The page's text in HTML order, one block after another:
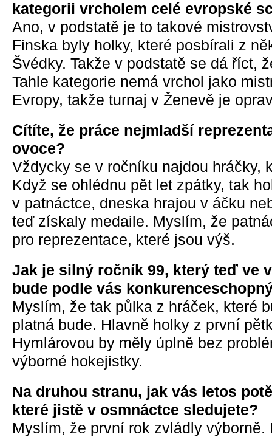
kategorii vrcholem celé evropské
Ano, v podstatě je to takové
Finska byly holky, které posbírali z
Švédky. Takže v podstatě se dá říct,
Tahle kategorie nemá vrchol jako
Evropy, takže turnaj v Ženevě je
Cítíte, že práce nejmladší
ovoce?
Vždycky se v ročníku najdou hráčky,
Když se ohlédnu pět let zpátky, tak
v patnáctce, dneska hrajou v áčku
teď získaly medaile. Myslím, že
pro reprezentace, které jsou výš.
Jak je silný ročník 99, který teď ve
bude podle vás
Myslím, že tak půlka z hráček, které
platná bude. Hlavně holky z první
Hymlárovou by měly úplně bez
výborné hokejistky.
Na druhou stranu, jak vás letos
které jistě v osmnáctce sledujete?
Myslím, že první rok zvládly